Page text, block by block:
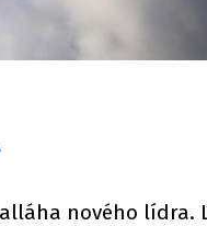
nového lídra.